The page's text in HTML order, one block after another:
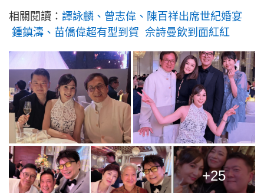
相關閱讀： 譚詠麟、曾志偉、陳百祥出席世紀婚宴
鍾鎮濤、苗僑偉超有型到賀 佘詩曼飲到面紅紅
+25